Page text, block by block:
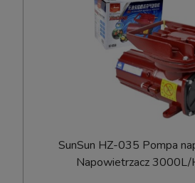
SunSun HZ-035 Pompa
Napowietrzacz 3000L/